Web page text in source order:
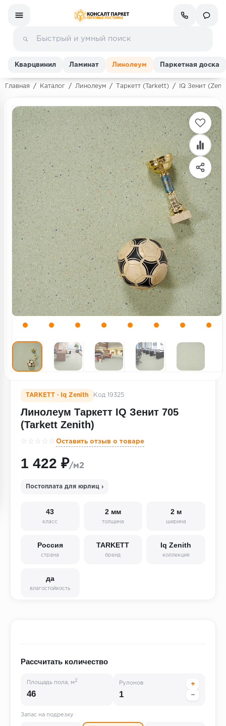
Ламинат
Линолеум
Кварц-винил (ПВХ плитка)
Инженерная доска
Паркетная доска
Террасная доска
Пробковое покрытие
Ковровая плитка
Плинтус
Подложка
Строительные материалы
Кварцвинил Ламинат Линолеум Паркетная доска
Главная / Каталог / Линолеум / Таркетт (Tarkett) / IQ Зенит
TARKETT · Iq Zenith Код 19325
Линолеум Таркетт IQ Зенит 705
(Tarkett Zenith)
☆☆☆☆☆ Оставить отзыв о товаре
1 422 ₽/м2
Постоплата для юрлиц ›
43
класс
2 мм
толщина
2 м
ширина
Россия
страна
TARKETT
бренд
Iq Zenith
коллекция
да
влагостойкость
Рассчитать количество
Площадь пола, м 2
Рулонов
+
−
Запас на подрезку